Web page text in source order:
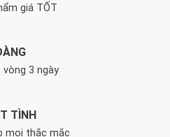
giá TỐT
3 ngày
TÌNH
mọi thắc mắc